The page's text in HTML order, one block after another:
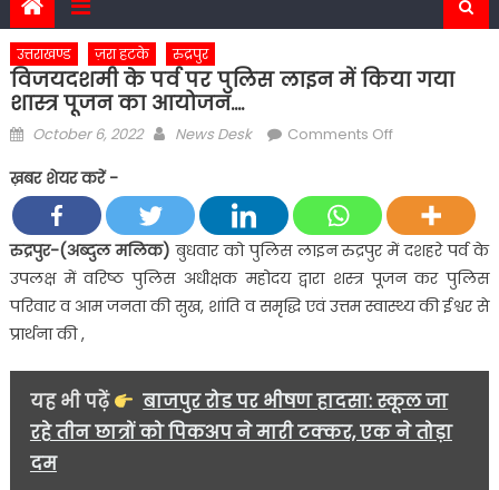
उत्तराखण्ड ज़रा हटके रुद्रपुर
विजयदशमी के पर्व पर पुलिस लाइन में किया गया
शास्त्र पूजन का आयोजन….
Posted
October 6, 2022 Author
News Desk Comments Offon
पर्व
पर
पुलिस
लाइन
में
शास्त्र
पूजन
का
ख़बर शेयर करें -
रुद्रपुर-(अब्दुल मलिक)बुधवार को पुलिस लाइन रुद्रपुर में दशहरे पर्व के
उपलक्ष में वरिष्ठ पुलिस अधीक्षक महोदय द्वारा शस्त्र पूजन कर पुलिस
परिवार व आम जनता की सुख, शांति व समृद्धि एवं उत्तम स्वास्थ्य की ईश्वर से
प्रार्थना की ,
यह भी पढ़ें
बाजपुर रोड पर भीषण हादसा: स्कूल जा
रहे तीन छात्रों को पिकअप ने मारी टक्कर, एक ने तोड़ा
दम